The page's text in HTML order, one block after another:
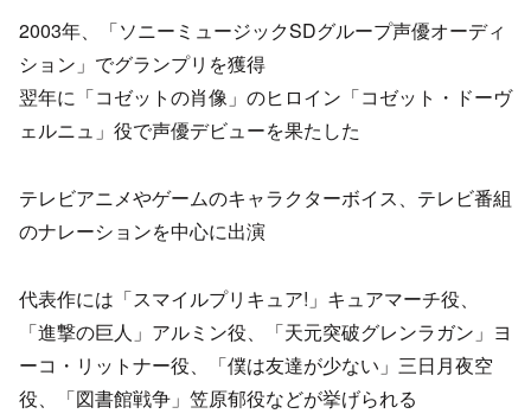
2003年、「ソニーミュージックSDグループ声優オーディ
ション」でグランプリを獲得
翌年に「コゼットの肖像」のヒロイン「コゼット・ドーヴ
ェルニュ」役で声優デビューを果たした
テレビアニメやゲームのキャラクターボイス、テレビ番組
のナレーションを中心に出演
代表作には「スマイルプリキュア!」キュアマーチ役、
「進撃の巨人」アルミン役、「天元突破グレンラガン」ヨ
ーコ・リットナー役、「僕は友達が少ない」三日月夜空
役、「図書館戦争」笠原郁役などが挙げられる